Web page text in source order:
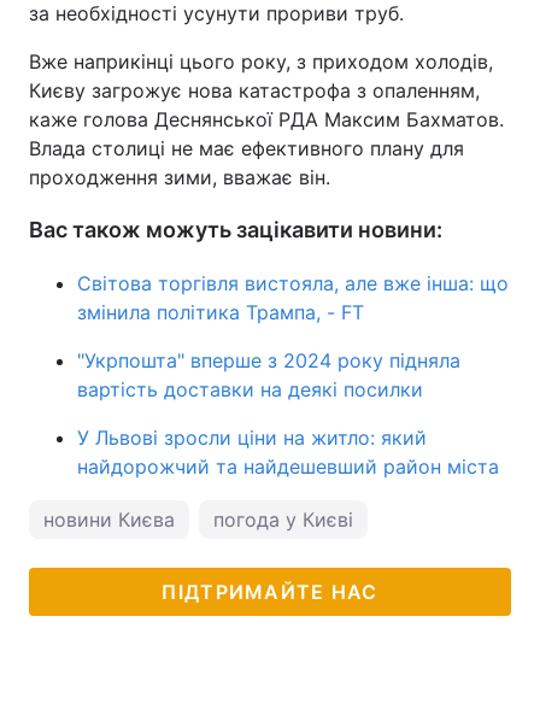
за необхідності усунути прориви труб.
Вже наприкінці цього року, з приходом холодів,
Києву загрожує нова катастрофа з опаленням,
каже голова Деснянської РДА Максим Бахматов.
Влада столиці не має ефективного плану для
проходження зими, вважає він.
Вас також можуть зацікавити новини:
Світова торгівля вистояла, але вже інша: що
змінила політика Трампа, - FT
"Укрпошта" вперше з 2024 року підняла
вартість доставки на деякі посилки
У Львові зросли ціни на житло: який
найдорожчий та найдешевший район міста
новини Києва погода у Києві
ПІДТРИМАЙТЕ НАС